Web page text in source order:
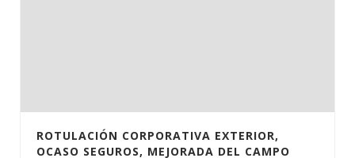
ROTULACIÓN CORPORATIVA EXTERIOR,
OCASO SEGUROS, MEJORADA DEL CAMPO